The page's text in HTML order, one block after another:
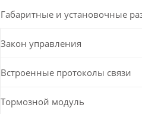
Габаритные и установочные
Закон управления
Встроенные протоколы связи
Тормозной модуль